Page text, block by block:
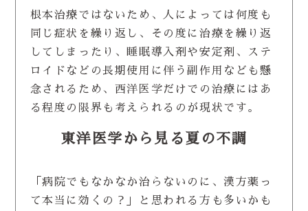
根本治療ではないため、人によっては何度も
同じ症状を繰り返し、その度に治療を繰り返
してしまったり、睡眠導入剤や安定剤、ステ
ロイドなどの長期使用に伴う副作用なども懸
念されるため、西洋医学だけでの治療にはあ
る程度の限界も考えられるのが現状です。
東洋医学から見る夏の不調
「病院でもなかなか治らないのに、漢方薬っ
て本当に効くの？」と思われる方も多いかも